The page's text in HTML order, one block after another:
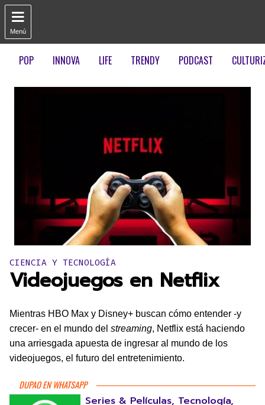

Menú
POP INNOVA LIFE TRENDY PODCAST
Publicado en:
CIENCIA Y TECNOLOGÍA
Videojuegos en Netflix
Mientras HBO Max y Disney+ buscan cómo entender -y
crecer- en el mundo del streaming, Netflix está haciendo
una arriesgada apuesta de ingresar al mundo de los
videojuegos, el futuro del entretenimiento.
DUPAO EN WHATSAPP
Series & Películas, Tecnología,